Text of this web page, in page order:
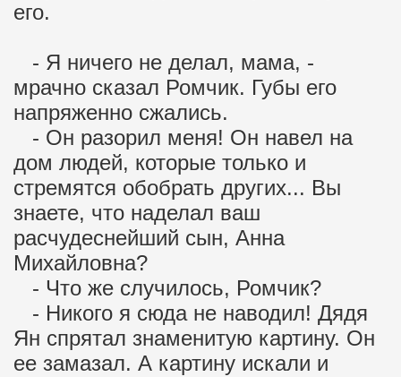
его.
- Я ничего не делал, мама, -
мрачно сказал Ромчик. Губы его
напряженно сжались.
- Он разорил меня! Он навел на
дом людей, которые только и
стремятся обобрать других... Вы
знаете, что наделал ваш
расчудеснейший сын, Анна
Михайловна?
- Что же случилось, Ромчик?
- Никого я сюда не наводил! Дядя
Ян спрятал знаменитую картину. Он
ее замазал. А картину искали и